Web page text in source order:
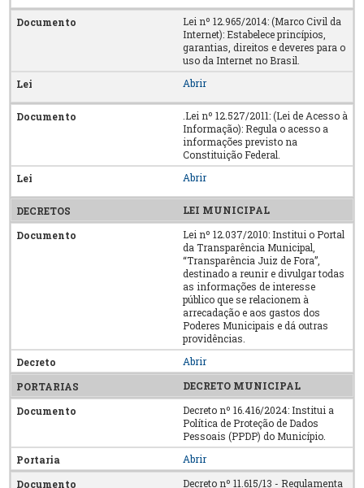
Lei nº 12.965/2014: (Marco Civil da
Internet): Estabelece princípios,
garantias, direitos e deveres para o
uso da Internet no Brasil.
Abrir
.Lei nº 12.527/2011: (Lei de Acesso à
Informação): Regula o acesso a
informações previsto na
Constituição Federal.
Abrir
LEI MUNICIPAL
Lei nº 12.037/2010: Institui o Portal
da Transparência Municipal,
“Transparência Juiz de Fora”,
destinado a reunir e divulgar todas
as informações de interesse
público que se relacionem à
arrecadação e aos gastos dos
Poderes Municipais e dá outras
providências.
Abrir
DECRETO MUNICIPAL
Decreto nº 16.416/2024: Institui a
Política de Proteção de Dados
Pessoais (PPDP) do Município.
Abrir
Decreto nº 11.615/13 - Regulamenta